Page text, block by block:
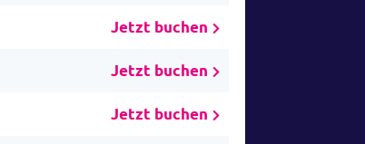
Jetzt buchen
Jetzt buchen
Jetzt buchen